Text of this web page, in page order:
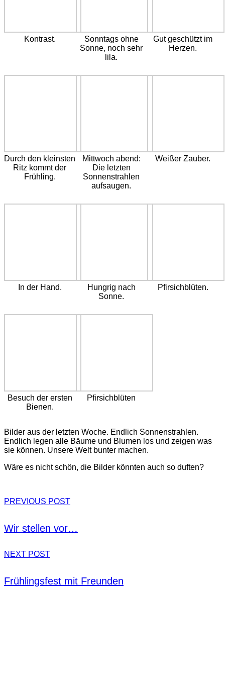
Kontrast.
Sonntags ohne
Sonne, noch sehr
lila.
Gut geschützt im
Herzen.
Durch den kleinsten
Ritz kommt der
Frühling.
Mittwoch abend:
Die letzten
Sonnenstrahlen
aufsaugen.
Weißer Zauber.
In der Hand.
Hungrig nach
Sonne.
Pfirsichblüten.
Besuch der ersten
Bienen.
Pfirsichblüten
Bilder aus der letzten Woche. Endlich Sonnenstrahlen.
Endlich legen alle Bäume und Blumen los und zeigen was
sie können. Unsere Welt bunter machen.
Wäre es nicht schön, die Bilder könnten auch so duften?
PREVIOUS POST
Wir stellen vor…
NEXT POST
Frühlingsfest mit Freunden